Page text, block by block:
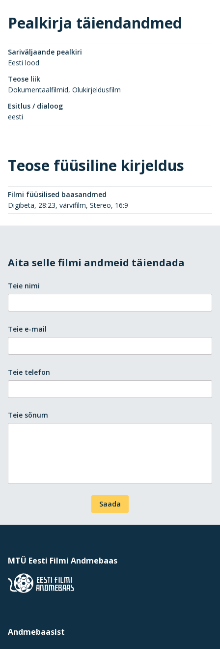
Pealkirja täiendandmed
Sariväljaande pealkiri
Eesti lood
Teose liik
Dokumentaalfilmid, Olukirjeldusfilm
Esitlus / dialoog
eesti
Teose füüsiline kirjeldus
Filmi füüsilised baasandmed
Digibeta, 28:23, värvifilm, Stereo, 16:9
Aita selle filmi andmeid täiendada
Teie nimi
Teie e-mail
Teie telefon
Teie sõnum
Saada
MTÜ Eesti Filmi Andmebaas
Andmebaasist